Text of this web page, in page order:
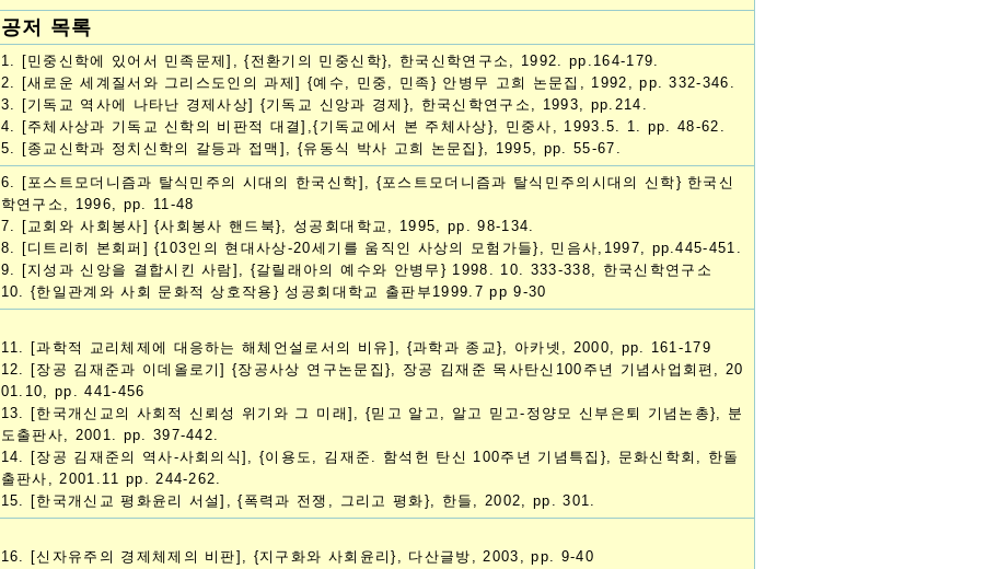
공저 목록
1. [민중신학에 있어서 민족문제], {전환기의 민중신학}, 한국신학연구소, 1992. pp.164-179.
2. [새로운 세계질서와 그리스도인의 과제] {예수, 민중, 민족} 안병무 고희 논문집, 1992, pp. 332-346.
3. [기독교 역사에 나타난 경제사상] {기독교 신앙과 경제}, 한국신학연구소, 1993, pp.214.
4. [주체사상과 기독교 신학의 비판적 대결],{기독교에서 본 주체사상}, 민중사, 1993.5. 1. pp. 48-62.
5. [종교신학과 정치신학의 갈등과 접맥], {유동식 박사 고희 논문집}, 1995, pp. 55-67.
6. [포스트모더니즘과 탈식민주의 시대의 한국신학], {포스트모더니즘과 탈식민주의시대의 신학} 한국신
학연구소, 1996, pp. 11-48
7. [교회와 사회봉사] {사회봉사 핸드북}, 성공회대학교, 1995, pp. 98-134.
8. [디트리히 본회퍼] {103인의 현대사상-20세기를 움직인 사상의 모험가들}, 민음사,1997, pp.445-451.
9. [지성과 신앙을 결합시킨 사람], {갈릴래아의 예수와 안병무} 1998. 10. 333-338, 한국신학연구소
10. {한일관계와 사회 문화적 상호작용} 성공회대학교 출판부1999.7 pp 9-30
11. [과학적 교리체제에 대응하는 해체언설로서의 비유], {과학과 종교}, 아카넷, 2000, pp. 161-179
12. [장공 김재준과 이데올로기] {장공사상 연구논문집}, 장공 김재준 목사탄신100주년 기념사업회편, 20
01.10, pp. 441-456
13. [한국개신교의 사회적 신뢰성 위기와 그 미래], {믿고 알고, 알고 믿고-정양모 신부은퇴 기념논총}, 분
도출판사, 2001. pp. 397-442.
14. [장공 김재준의 역사-사회의식], {이용도, 김재준. 함석헌 탄신 100주년 기념특집}, 문화신학회, 한돌
출판사, 2001.11 pp. 244-262.
15. [한국개신교 평화윤리 서설], {폭력과 전쟁, 그리고 평화}, 한들, 2002, pp. 301.
16. [신자유주의 경제체제의 비판], {지구화와 사회윤리}, 다산글방, 2003, pp. 9-40